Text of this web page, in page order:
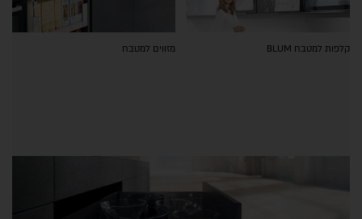
קלפות למטבח BLUM מזווים למטבח